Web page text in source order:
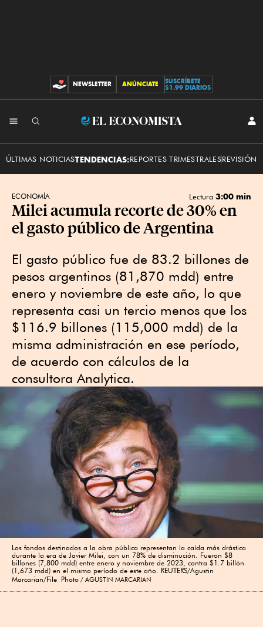
CONTRIBUCIONES
NEWSLETTER ANÚNCIATE
SUSCRÍBETE
$1.99 DIARIOS
El
ÚLTIMAS NOTICIASTENDENCIAS:REPORTES TRIMESTRALESREVISIÓN
ECONOMÍA Lectura 3:00 min
Milei acumula recorte de 30% en
el gasto público de Argentina
El gasto público fue de 83.2 billones de
pesos argentinos (81,870 mdd) entre
enero y noviembre de este año, lo que
representa casi un tercio menos que los
$116.9 billones (115,000 mdd) de la
misma administración en ese período,
de acuerdo con cálculos de la
consultora Analytica.
Los fondos destinados a la obra pública representan la caída más drástica
durante la era de Javier Milei, con un 78% de disminución. Fueron $8
billones (7,800 mdd) entre enero y noviembre de 2023, contra $1.7 billón
(1,673 mdd) en el mismo período de este año. REUTERS/Agustin
Marcarian/File Photo
AGUSTIN MARCARIAN